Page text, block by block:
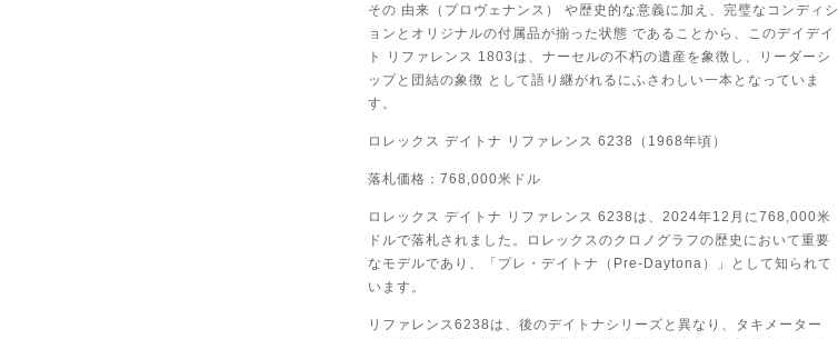
その 由来（プロヴェナンス） や歴史的な意義に加え、完璧なコンディシ
ョンとオリジナルの付属品が揃った状態 であることから、このデイデイ
ト リファレンス 1803は、ナーセルの不朽の遺産を象徴し、リーダーシ
ップと団結の象徴 として語り継がれるにふさわしい一本となっていま
す。
ロレックス デイトナ リファレンス 6238（1968年頃）
落札価格：768,000米ドル
ロレックス デイトナ リファレンス 6238は、2024年12月に768,000米
ドルで落札されました。ロレックスのクロノグラフの歴史において重要
なモデルであり、「プレ・デイトナ（Pre-Daytona）」として知られて
います。
リファレンス6238は、後のデイトナシリーズと異なり、タキメーター